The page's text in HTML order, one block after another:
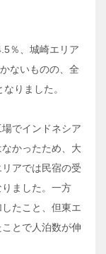
％、城崎エリア
ないものの、全
りました。
でインドネシア
かったため、大
アでは民宿の受
ました。一方
たこと、但東エ
とで人泊数が伸